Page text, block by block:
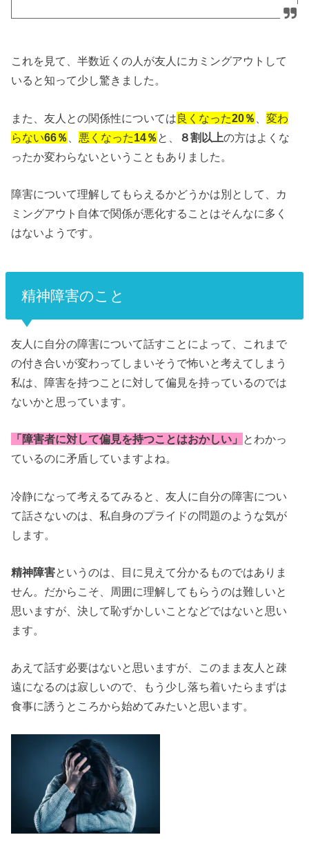
これを見て、半数近くの人が友人にカミングアウトして
いると知って少し驚きました。
また、友人との関係性については良くなった20％ 、変わ
らない66％ 悪くなった14％ と、 ８割以上の方はよくな
ったか変わらないということもありました。
障害について理解してもらえるかどうかは別として、カ
ミングアウト自体で関係が悪化することはそんなに多く
はないようです。
精神障害のこと
友人に自分の障害について話すことによって、これまで
の付き合いが変わってしまいそうで怖いと考えてしまう
私は、障害を持つことに対して偏見を持っているのでは
ないかと思っています。
「障害者に対して偏見を持つことはおかしい」 とわかっ
ているのに矛盾していますよね。
冷静になって考えるてみると、友人に自分の障害につい
て話さないのは、私自身のプライドの問題のような気が
します。
精神障害というのは、目に見えて分かるものではありま
せん。 だからこそ、周囲に理解してもらうのは難しいと
思いますが、決して恥ずかしいことなどではないと思い
ます。
あえて話す必要はないと思いますが、このまま友人と疎
遠になるのは寂しいので、もう少し落ち着いたらまずは
食事に誘うところから始めてみたいと思います。